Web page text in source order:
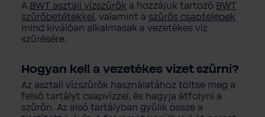
A BWT asztali vízszűrők a hozzájuk tartozó BWT
szűrőbetétekkel , valamint a szűrős csaptelepek
mind kiválóan alkalmasak a vezetékes víz
szűrésére.
Hogyan kell a vezetékes vizet szűrni?
Az asztali vízszűrők használatához töltse meg a
felső tartályt csapvízzel, és hagyja átfolyni a
szűrőn. Az alsó tartályban gyűlik össze a